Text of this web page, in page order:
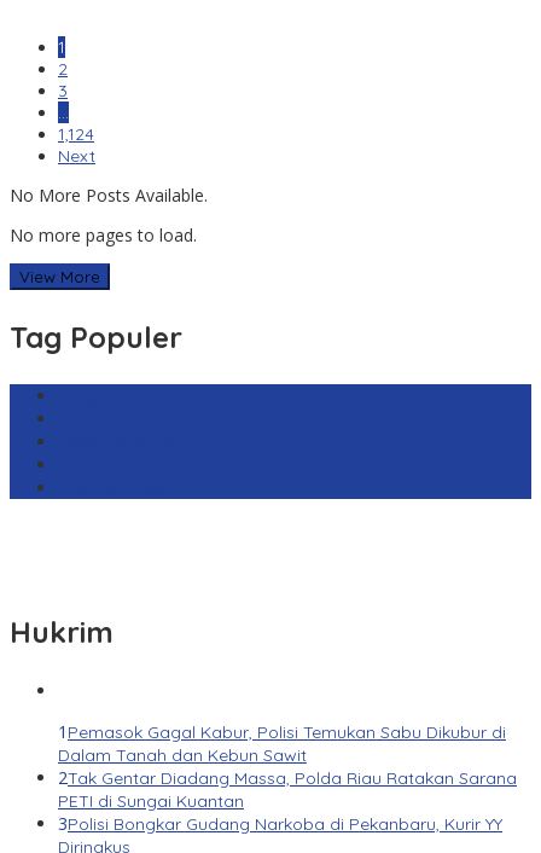
1
2
3
…
1,124
Next
No More Posts Available.
No more pages to load.
View More
Tag Populer
Hukrim
1 Pemasok Gagal Kabur, Polisi Temukan Sabu Dikubur di
Dalam Tanah dan Kebun Sawit
2Tak Gentar Diadang Massa, Polda Riau Ratakan Sarana
PETI di Sungai Kuantan
3Polisi Bongkar Gudang Narkoba di Pekanbaru, Kurir YY
Diringkus